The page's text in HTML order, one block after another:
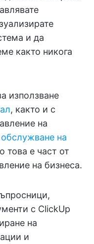
и да
както никога
използване
, както и с
на
обслужване на
това е част от
на бизнеса.
с ClickUp
на
и